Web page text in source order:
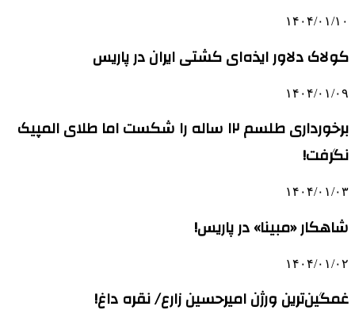
۱۴۰۴/۰۱/۱۰
کولاک دلاور ایذه‌ای کشتی ایران در پاریس
۱۴۰۴/۰۱/۰۹
برخورداری طلسم ۱۲ ساله را شکست اما طلای المپیک
نگرفت!
۱۴۰۴/۰۱/۰۳
شاهکار «مبینا» در پاریس!
۱۴۰۴/۰۱/۰۲
غمگین‌ترین ورژن امیرحسین زارع/ نقره داغ!